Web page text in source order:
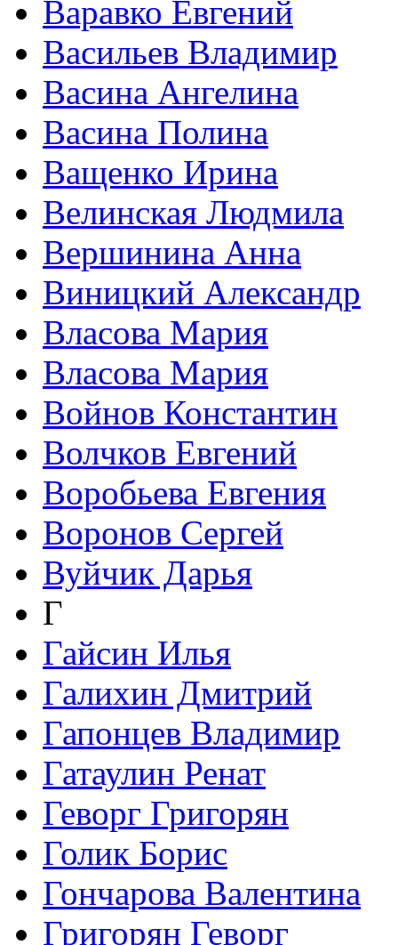
Варавко Евгений
Васильев Владимир
Васина Ангелина
Васина Полина
Ващенко Ирина
Велинская Людмила
Вершинина Анна
Виницкий Александр
Власова Мария
Власова Мария
Войнов Константин
Волчков Евгений
Воробьева Евгения
Воронов Сергей
Вуйчик Дарья
Г
Гайсин Илья
Галихин Дмитрий
Гапонцев Владимир
Гатаулин Ренат
Геворг Григорян
Голик Борис
Гончарова Валентина
Григорян Геворг